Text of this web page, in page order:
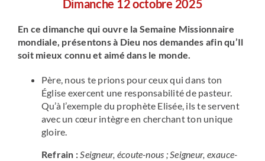
Dimanche 12octobre 2025
En ce dimanche qui ouvre la Semaine Missionnaire
mondiale, présentons à Dieu nos demandes afin qu’Il
soit mieux connu et aimé dans le monde.
Père, nous te prions pour ceux qui dans ton
Église exercent une responsabilité de pasteur.
Qu’à l’exemple du prophète Elisée, ils te servent
avec un cœur intègre en cherchant ton unique
gloire.
Refrain :Seigneur, écoute-nous ; Seigneur, exauce-